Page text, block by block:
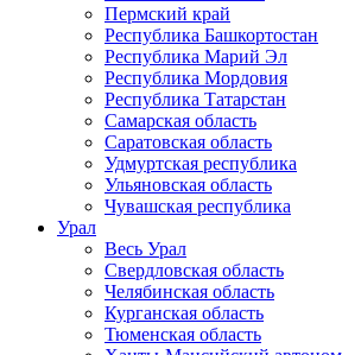
Пермский край
Республика Башкортостан
Республика Марий Эл
Республика Мордовия
Республика Татарстан
Самарская область
Саратовская область
Удмуртская республика
Ульяновская область
Чувашская республика
Урал
Весь Урал
Свердловская область
Челябинская область
Курганская область
Тюменская область